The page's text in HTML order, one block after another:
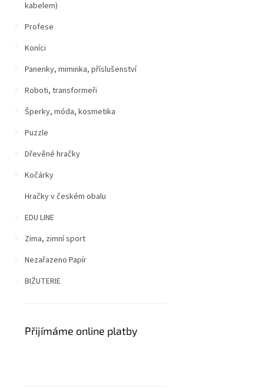
kabelem)
Profese
Koníci
Panenky, miminka, příslušenství
Roboti, transformeři
Šperky, móda, kosmetika
Puzzle
Dřevěné hračky
Kočárky
Hračky v českém obalu
EDU LINE
Zima, zimní sport
Nezařazeno Papír
BIŽUTERIE
Přijímáme online platby